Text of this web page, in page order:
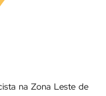
na Zona Leste de